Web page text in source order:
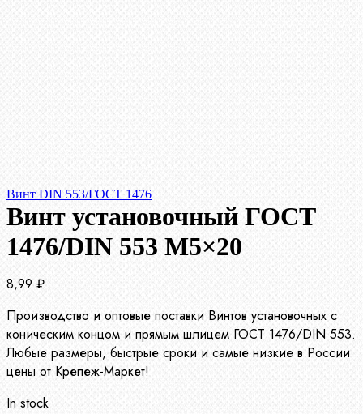
Винт DIN 553/ГОСТ 1476
Винт установочный ГОСТ
1476/DIN 553 М5×20
8,99 ₽
Производство и оптовые поставки Винтов установочных с
коническим концом и прямым шлицем ГОСТ 1476/DIN 553.
Любые размеры, быстрые сроки и самые низкие в России
цены от Крепеж-Маркет!
In stock